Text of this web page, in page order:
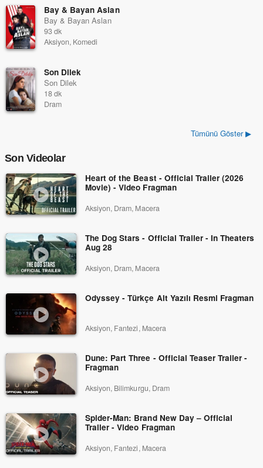
Bay & Bayan Aslan
Bay & Bayan Aslan
93 dk
Aksiyon, Komedi
Son Dilek
Son Dilek
18 dk
Dram
Tümünü Göster ▶
Son Videolar
Heart of the Beast - Official Trailer (2026
Movie) - Video Fragman
Aksiyon, Dram, Macera
The Dog Stars - Official Trailer - In Theaters
Aug 28
Aksiyon, Dram, Macera
Odyssey - Türkçe Alt Yazılı Resmi Fragman
Aksiyon, Fantezi, Macera
Dune: Part Three - Official Teaser Trailer -
Fragman
Aksiyon, Bilimkurgu, Dram
Spider-Man: Brand New Day – Official
Trailer - Video Fragman
Aksiyon, Fantezi, Macera